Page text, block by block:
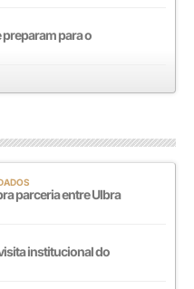
para o
parceria entre Ulbra
institucional do